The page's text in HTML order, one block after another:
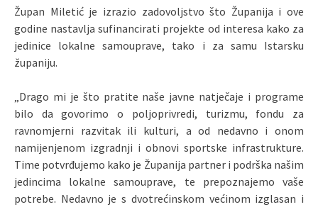
Župan Miletić je izrazio zadovoljstvo što Županija i ove
godine nastavlja sufinancirati projekte od interesa kako za
jedinice lokalne samouprave, tako i za samu Istarsku
županiju.
„Drago mi je što pratite naše javne natječaje i programe
bilo da govorimo o poljoprivredi, turizmu, fondu za
ravnomjerni razvitak ili kulturi, a od nedavno i onom
namijenjenom izgradnji i obnovi sportske infrastrukture.
Time potvrđujemo kako je Županija partner i podrška našim
jedincima lokalne samouprave, te prepoznajemo vaše
potrebe. Nedavno je s dvotrećinskom većinom izglasan i